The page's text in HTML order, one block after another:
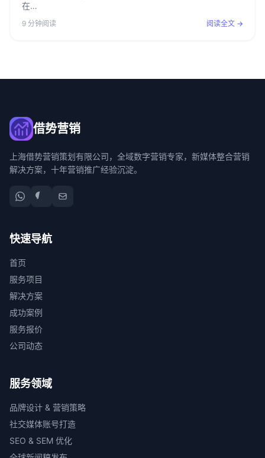
在…
9 分钟阅读 阅读全文 →
借势营销
上海借势营销策划有限公司，全域数字营销专家，新媒体整合营销
解决方案，十年营销推广经验沉淀。
快速导航
首页
服务项目
解决方案
成功案例
服务报价
公司动态
服务领域
品牌设计 & 营销策略
社交媒体账号打造
SEO & SEM 优化